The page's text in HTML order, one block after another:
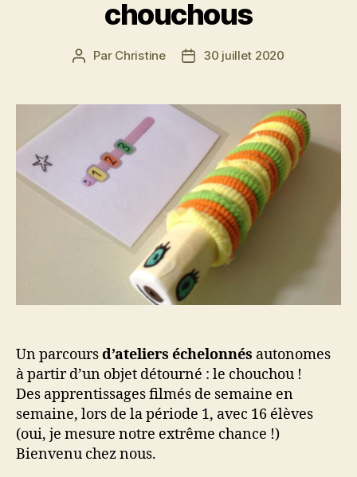
chouchous
Auteur
Par Christine
Date30 juillet 2020
Un parcoursd’ateliers échelonnés autonomes
à partir d’un objet détourné : le chouchou !
Des apprentissages filmés de semaine en
semaine, lors de la période 1, avec 16 élèves
(oui, je mesure notre extrême chance !)
Bienvenu chez nous.